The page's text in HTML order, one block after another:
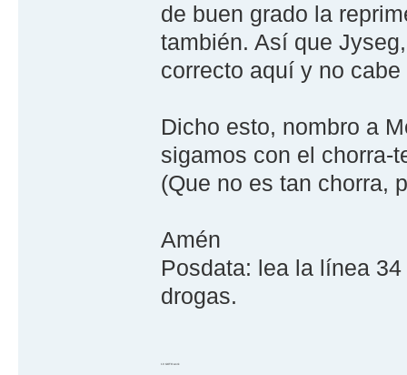
de buen grado la
también. Así que
correcto aquí y no
Dicho esto, nombro a
sigamos con el chorra-
(Que no es tan chorra,
Amén
Posdata: lea la línea
drogas.
10 GOTO work